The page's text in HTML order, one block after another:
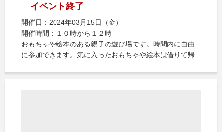
イベント終了
開催日：2024年03月15日（金）
開催時間：１０時から１２時
おもちゃや絵本のある親子の遊び場です。時間内に自由
に参加できます。気に入ったおもちゃや絵本は借りて帰...